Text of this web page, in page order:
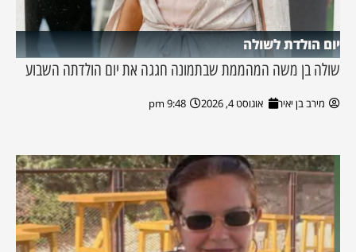
יום הולדת לשולה
שולה בן משה המהממת שבתמונה חגגה את יום הולדתה השבוע
מירב בן יאיר אוגוסט 4, 2026 9:48 pm